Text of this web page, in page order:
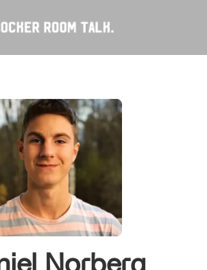
Norberg